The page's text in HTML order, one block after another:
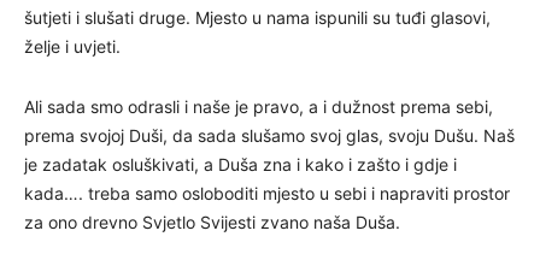
šutjeti i slušati druge. Mjesto u nama ispunili su tuđi glasovi,
želje i uvjeti.
Ali sada smo odrasli i naše je pravo, a i dužnost prema sebi,
prema svojoj Duši, da sada slušamo svoj glas, svoju Dušu. Naš
je zadatak osluškivati, a Duša zna i kako i zašto i gdje i
kada…. treba samo osloboditi mjesto u sebi i napraviti prostor
za ono drevno Svjetlo Svijesti zvano naša Duša.